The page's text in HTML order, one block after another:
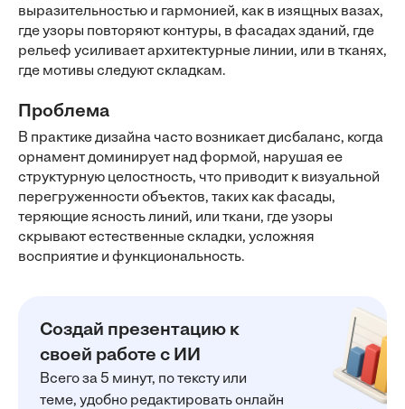
выразительностью и гармонией, как в изящных вазах,
где узоры повторяют контуры, в фасадах зданий, где
рельеф усиливает архитектурные линии, или в тканях,
где мотивы следуют складкам.
Проблема
В практике дизайна часто возникает дисбаланс, когда
орнамент доминирует над формой, нарушая ее
структурную целостность, что приводит к визуальной
перегруженности объектов, таких как фасады,
теряющие ясность линий, или ткани, где узоры
скрывают естественные складки, усложняя
восприятие и функциональность.
Создай презентацию к
своей работе с ИИ
Всего за 5 минут, по тексту или
теме, удобно редактировать онлайн